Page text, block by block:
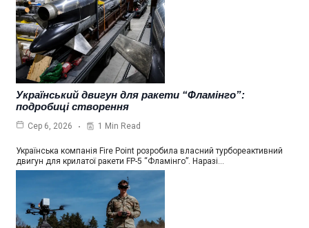
Український двигун для ракети “Фламінго”:
подробиці створення
Сер 6, 2026 1 Min Read
Українська компанія Fire Point розробила власний турбореактивний
двигун для крилатої ракети FP-5 “Фламінго”. Наразі…